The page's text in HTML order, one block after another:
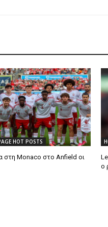
HOT POSTS
στη Monaco στο Anfield οι
ο